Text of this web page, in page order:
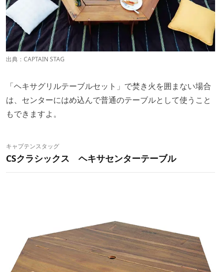
出典： CAPTAIN STAG
「ヘキサグリルテーブルセット」で焚き火を囲まない場合
は、センターにはめ込んで普通のテーブルとして使うこと
もできますよ。
キャプテンスタッグ
CSクラシックス ヘキサセンターテーブル